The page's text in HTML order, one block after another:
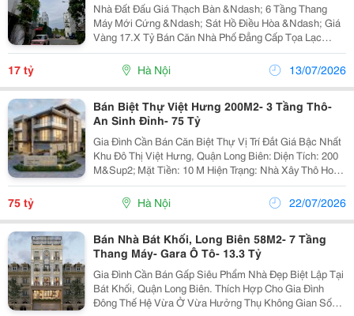
Nhà Đất Đấu Giá Thạch Bàn &Ndash; 6 Tầng Thang
Máy Mới Cứng &Ndash; Sát Hồ Điều Hòa &Ndash; Giá
Vàng 17.X Tỷ Bán Căn Nhà Phố Đẳng Cấp Tọa Lạc
Trong Khu Đất Đấu Giá Đồng Bộ, Hạ Tầng Hiện Đại Tại
Phường Thạch Bàn, Quận Long Biên. Thông Tin: Diện...
17 tỷ Hà Nội 13/07/2026
Bán Biệt Thự Việt Hưng 200M2- 3 Tầng Thô-
An Sinh Đỉnh- 75 Tỷ
Gia Đình Cần Bán Căn Biệt Thự Vị Trí Đắt Giá Bậc Nhất
Khu Đô Thị Việt Hưng, Quận Long Biên: Diện Tích: 200
M&Sup2; Mặt Tiền: 10 M Hiện Trạng: Nhà Xây Thô Hoàn
Thiện Mặt Ngoài, Kết Cấu Chắc Chắn. Chủ Mới Về Tự
Do Hoàn Thiện Công Năng Và Nội Thất...
75 tỷ Hà Nội 22/07/2026
Bán Nhà Bát Khối, Long Biên 58M2- 7 Tầng
Thang Máy- Gara Ô Tô- 13.3 Tỷ
Gia Đình Cần Bán Gấp Siêu Phẩm Nhà Đẹp Biệt Lập Tại
Bát Khối, Quận Long Biên. Thích Hợp Cho Gia Đình
Đông Thế Hệ Vừa Ở Vừa Hưởng Thụ Không Gian Sống